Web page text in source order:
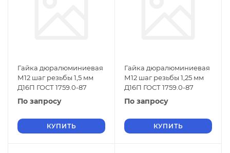
Гайка дюралюминиевая
М12 шаг резьбы 1,5 мм
Д16П ГОСТ 1759.0-87
По запросу
КУПИТЬ
Гайка дюралюминиевая
М12 шаг резьбы 1,25 мм
Д16П ГОСТ 1759.0-87
По запросу
КУПИТЬ